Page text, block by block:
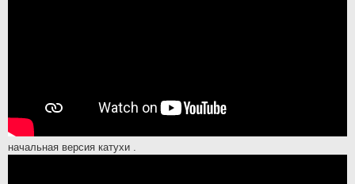
начальная версия катухи .